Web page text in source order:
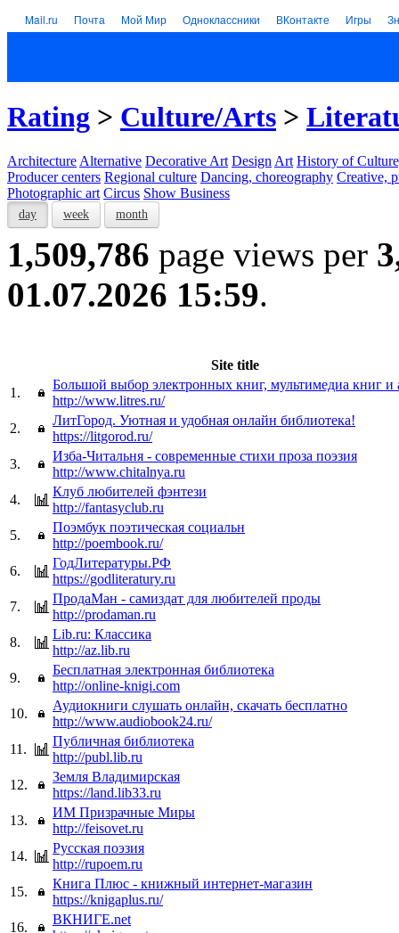
Mail.ru Почта Мой Мир Одноклассники ВКонтакте Игры
Rating > Culture/Arts >
Architecture Alternative Decorative Art Design Art History of
Producer centers Regional culture Dancing, choreography Creative,
Photographic art Circus Show Business
day week month
1,509,786 page views per
01.07.2026 15:59.
Site title
1.
Большой выбор электронных книг, мультимедиа книг и
http://www.litres.ru/
2.
ЛитГород. Уютная и удобная онлайн библиотека!
https://litgorod.ru/
3.
Изба-Читальня - современные стихи проза поэзия
http://www.chitalnya.ru
4.
Клуб любителей фэнтези
http://fantasyclub.ru
5.
Поэмбук поэтическая социальн
http://poembook.ru/
6.
ГодЛитературы.РФ
https://godliteratury.ru
7.
ПродаМан - самиздат для любителей проды
http://prodaman.ru
8.
Lib.ru: Классика
http://az.lib.ru
9.
Бесплатная электронная библиотека
http://online-knigi.com
10.
Аудиокниги слушать онлайн, скачать бесплатно
http://www.audiobook24.ru/
11.
Публичная библиотека
http://publ.lib.ru
12.
Земля Владимирская
https://land.lib33.ru
13.
ИМ Призрачные Миры
http://feisovet.ru
14.
Русская поэзия
http://rupoem.ru
15.
Книга Плюс - книжный интернет-магазин
https://knigaplus.ru/
16.
ВКНИГЕ.net